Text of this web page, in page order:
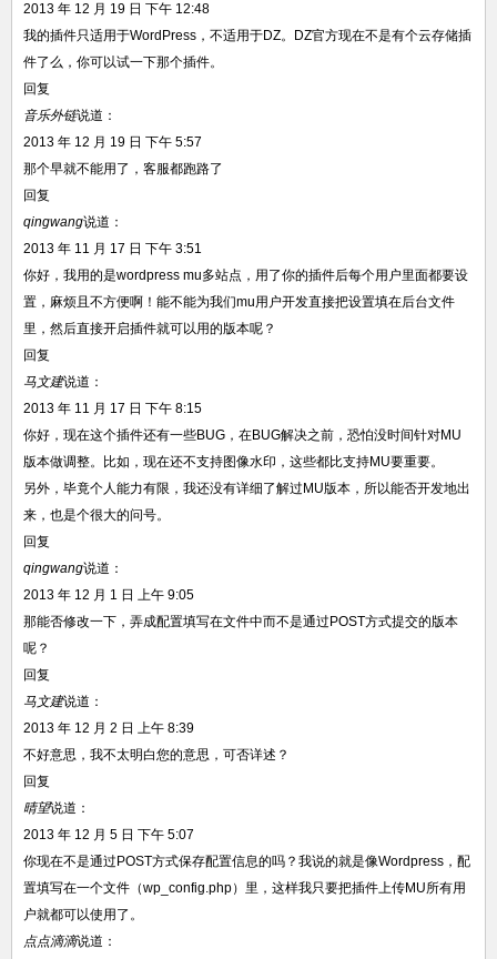
2013 年 12 月 19 日 下午 12:48
我的插件只适用于WordPress，不适用于DZ。DZ官方现在不是有个云存储插
件了么，你可以试一下那个插件。
回复
音乐外链说道：
2013 年 12 月 19 日 下午 5:57
那个早就不能用了，客服都跑路了
回复
qingwang说道：
2013 年 11 月 17 日 下午 3:51
你好，我用的是wordpress mu多站点，用了你的插件后每个用户里面都要设
置，麻烦且不方便啊！能不能为我们mu用户开发直接把设置填在后台文件
里，然后直接开启插件就可以用的版本呢？
回复
马文建说道：
2013 年 11 月 17 日 下午 8:15
你好，现在这个插件还有一些BUG，在BUG解决之前，恐怕没时间针对MU
版本做调整。比如，现在还不支持图像水印，这些都比支持MU要重要。
另外，毕竟个人能力有限，我还没有详细了解过MU版本，所以能否开发地出
来，也是个很大的问号。
回复
qingwang说道：
2013 年 12 月 1 日 上午 9:05
那能否修改一下，弄成配置填写在文件中而不是通过POST方式提交的版本
呢？
回复
马文建说道：
2013 年 12 月 2 日 上午 8:39
不好意思，我不太明白您的意思，可否详述？
回复
晴望说道：
2013 年 12 月 5 日 下午 5:07
你现在不是通过POST方式保存配置信息的吗？我说的就是像Wordpress，配
置填写在一个文件（wp_config.php）里，这样我只要把插件上传MU所有用
户就都可以使用了。
点点滴滴说道：